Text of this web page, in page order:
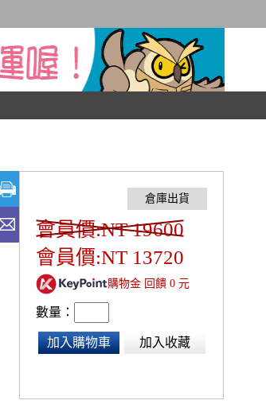
會員價:NT 19600
會員價:NT 13720
購物金 回饋 0 元
數量：
加入購物車 加入收藏